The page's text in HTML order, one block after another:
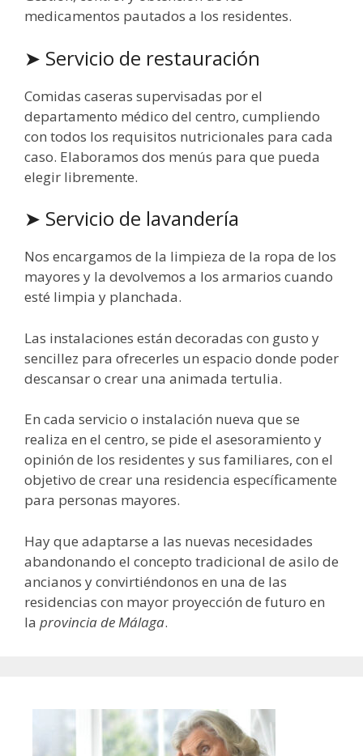
medicamentos pautados a los residentes.
➤ Servicio de restauración
Comidas caseras supervisadas por el
departamento médico del centro, cumpliendo
con todos los requisitos nutricionales para cada
caso. Elaboramos dos menús para que pueda
elegir libremente.
➤ Servicio de lavandería
Nos encargamos de la limpieza de la ropa de los
mayores y la devolvemos a los armarios cuando
esté limpia y planchada.
Las instalaciones están decoradas con gusto y
sencillez para ofrecerles un espacio donde poder
descansar o crear una animada tertulia.
En cada servicio o instalación nueva que se
realiza en el centro, se pide el asesoramiento y
opinión de los residentes y sus familiares, con el
objetivo de crear una residencia específicamente
para personas mayores.
Hay que adaptarse a las nuevas necesidades
abandonando el concepto tradicional de asilo de
ancianos y convirtiéndonos en una de las
residencias con mayor proyección de futuro en
la provincia de Málaga.